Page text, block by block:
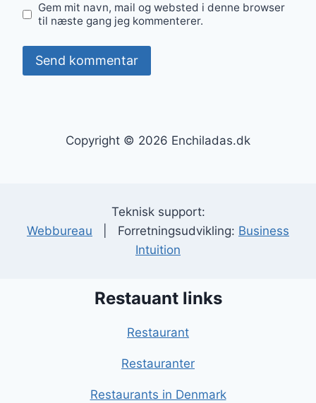
Gem mit navn, mail og websted i denne browser
til næste gang jeg kommenterer.
Copyright © 2026 Enchiladas.dk
Teknisk support:
Webbureau | Forretningsudvikling: Business
Intuition
Restauant links
Restaurant
Restauranter
Restaurants in Denmark